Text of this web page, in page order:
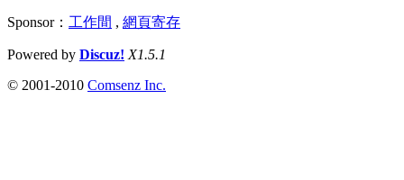
Sponsor： 工作間 , 網頁寄存
Powered by Discuz! X1.5.1
© 2001-2010 Comsenz Inc.